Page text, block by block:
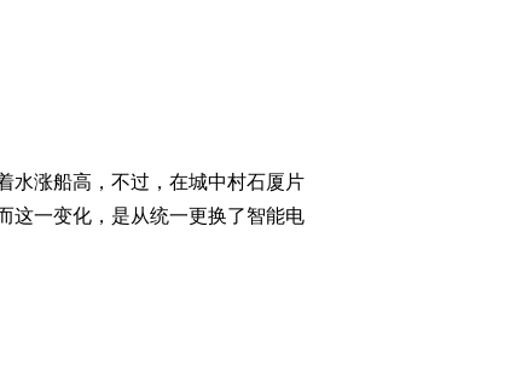
水涨船高，不过，在城中村石厦片
这一变化，是从统一更换了智能电